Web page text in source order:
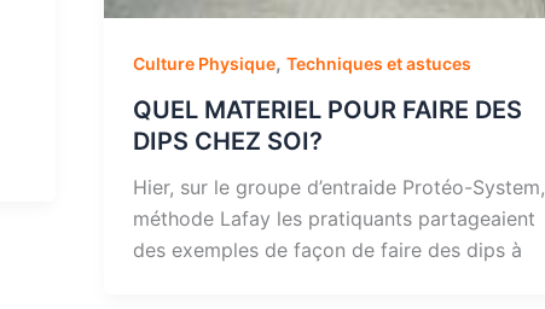
Culture Physique, Techniques et astuces
QUEL MATERIEL POUR FAIRE DES
DIPS CHEZ SOI?
Hier, sur le groupe d’entraide Protéo-System,
méthode Lafay les pratiquants partageaient
des exemples de façon de faire des dips à